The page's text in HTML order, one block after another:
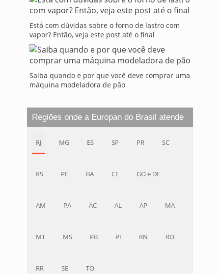
Está com dúvidas sobre o forno de lastro com
vapor? Então, veja este post até o final
Saiba quando e por que você deve comprar uma
máquina modeladora de pão
Regiões onde a Europan do Brasil atende
RJ MG ES SP PR SC
RS PE BA CE GO e DF
AM PA AC AL AP MA
MT MS PB PI RN RO
RR SE TO